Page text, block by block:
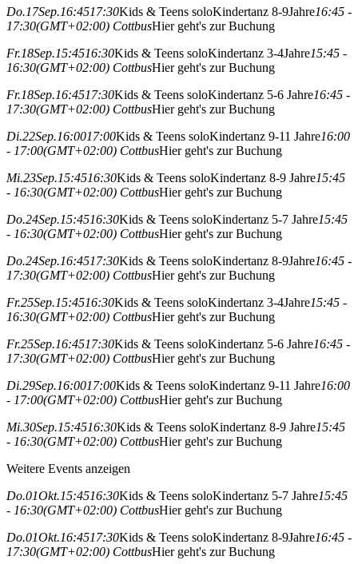
Do.17Sep.16:4517:30Kids & Teens soloKindertanz 8-9Jahre16:45 -
17:30(GMT+02:00) CottbusHier geht's zur Buchung
Fr.18Sep.15:4516:30Kids & Teens soloKindertanz 3-4Jahre15:45 -
16:30(GMT+02:00) CottbusHier geht's zur Buchung
Fr.18Sep.16:4517:30Kids & Teens soloKindertanz 5-6 Jahre16:45 -
17:30(GMT+02:00) CottbusHier geht's zur Buchung
Di.22Sep.16:0017:00Kids & Teens soloKindertanz 9-11 Jahre16:00
- 17:00(GMT+02:00) CottbusHier geht's zur Buchung
Mi.23Sep.15:4516:30Kids & Teens soloKindertanz 8-9 Jahre15:45
- 16:30(GMT+02:00) CottbusHier geht's zur Buchung
Do.24Sep.15:4516:30Kids & Teens soloKindertanz 5-7 Jahre15:45
- 16:30(GMT+02:00) CottbusHier geht's zur Buchung
Do.24Sep.16:4517:30Kids & Teens soloKindertanz 8-9Jahre16:45 -
17:30(GMT+02:00) CottbusHier geht's zur Buchung
Fr.25Sep.15:4516:30Kids & Teens soloKindertanz 3-4Jahre15:45 -
16:30(GMT+02:00) CottbusHier geht's zur Buchung
Fr.25Sep.16:4517:30Kids & Teens soloKindertanz 5-6 Jahre16:45 -
17:30(GMT+02:00) CottbusHier geht's zur Buchung
Di.29Sep.16:0017:00Kids & Teens soloKindertanz 9-11 Jahre16:00
- 17:00(GMT+02:00) CottbusHier geht's zur Buchung
Mi.30Sep.15:4516:30Kids & Teens soloKindertanz 8-9 Jahre15:45
- 16:30(GMT+02:00) CottbusHier geht's zur Buchung
Weitere Events anzeigen
Do.01Okt.15:4516:30Kids & Teens soloKindertanz 5-7 Jahre15:45
- 16:30(GMT+02:00) CottbusHier geht's zur Buchung
Do.01Okt.16:4517:30Kids & Teens soloKindertanz 8-9Jahre16:45 -
17:30(GMT+02:00) CottbusHier geht's zur Buchung